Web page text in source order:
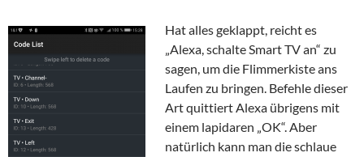
Hat alles geklappt, reicht es
„Alexa, schalte Smart TV an“ zu
sagen, um die Flimmerkiste ans
Laufen zu bringen. Befehle dieser
Art quittiert Alexa übrigens mit
einem lapidaren „OK“. Aber
natürlich kann man die schlaue